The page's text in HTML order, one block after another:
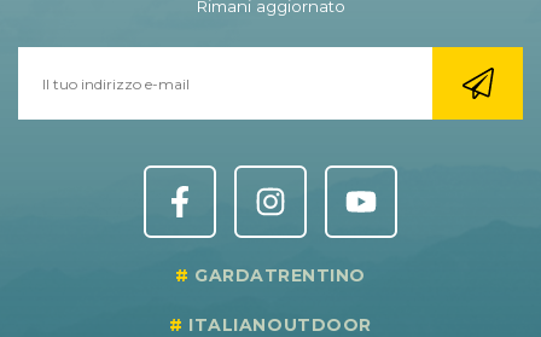
Rimani aggiornato
GARDATRENTINO
ITALIANOUTDOOR